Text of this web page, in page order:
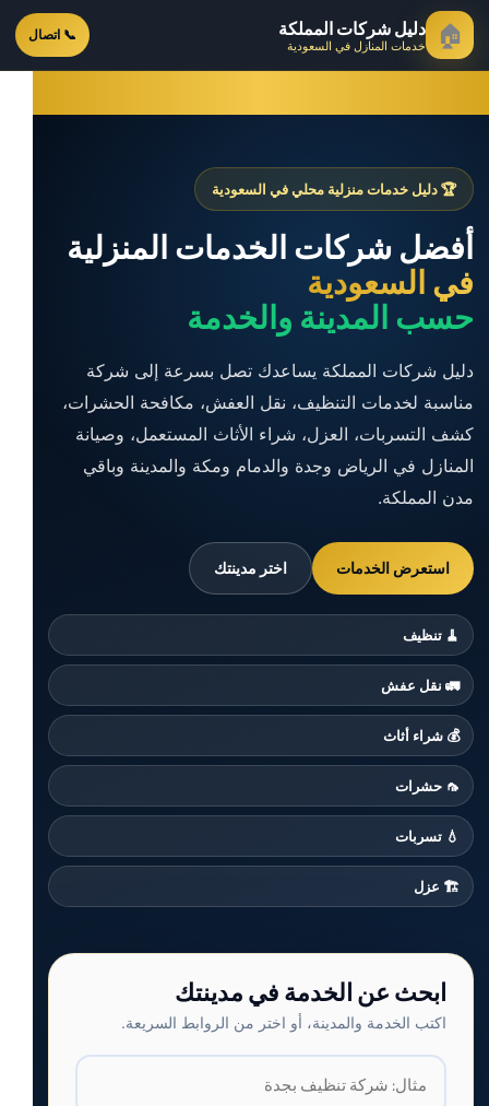
🏠 دليل شركات المملكة
خدمات المنازل في السعودية 📞 اتصال
🏆 دليل خدمات منزلية محلي في السعودية
أفضل شركات الخدمات المنزلية
في السعودية
حسب المدينة والخدمة
دليل شركات المملكة يساعدك تصل بسرعة إلى شركة
مناسبة لخدمات التنظيف، نقل العفش، مكافحة الحشرات،
كشف التسربات، العزل، شراء الأثاث المستعمل، وصيانة
المنازل في الرياض وجدة والدمام ومكة والمدينة وباقي
مدن المملكة.
استعرض الخدمات اختر مدينتك
🧹 تنظيف
🚛 نقل عفش
💰 شراء أثاث
🦟 حشرات
💧 تسربات
🏗️ عزل
ابحث عن الخدمة في مدينتك
اكتب الخدمة والمدينة، أو اختر من الروابط السريعة.